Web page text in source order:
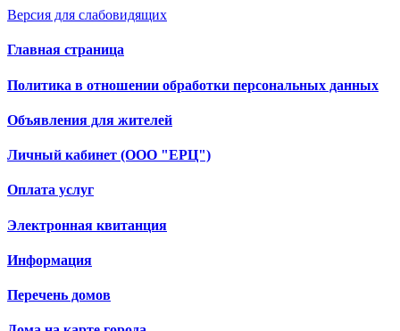
Версия для слабовидящих
Главная страница
Политика в отношении обработки персональных данных
Объявления для жителей
Личный кабинет (ООО "ЕРЦ")
Оплата услуг
Электронная квитанция
Информация
Перечень домов